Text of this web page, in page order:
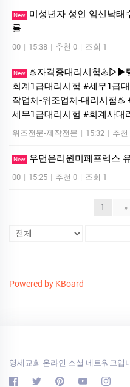
New
미성년자 성인 임신낙태
률
00 | 15:38 | 추천 0 | 조회 1
New
♨️자격증대리시험♨️▷▶
회계1급대리시험 #세무1급
작업체-위조업체-대리시험♨️
세무1급대리시험 #회계사대
위조전문-제작전문 | 15:32 | 추천
New 우먼온리원미페프렉스
00 | 15:25 | 추천 0 | 조회 1
1 »
Powered by KBoard
영세교회 온라인 소셜 네트워크입